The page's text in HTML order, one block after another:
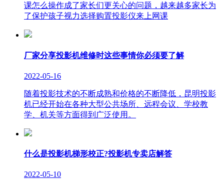
课怎么操作成了家长们更关心的问题，越来越多家长为
了保护孩子视力选择购置投影仪来上网课
厂家分享投影机维修时这些事情你必须要了解
2022-05-16
随着投影技术的不断成熟和价格的不断降低，昆明投影
机已经开始在各种大型公共场所、远程会议、学校教
学、机关等方面得到广泛使用。
什么是投影机梯形校正?投影机专卖店解答
2022-05-10